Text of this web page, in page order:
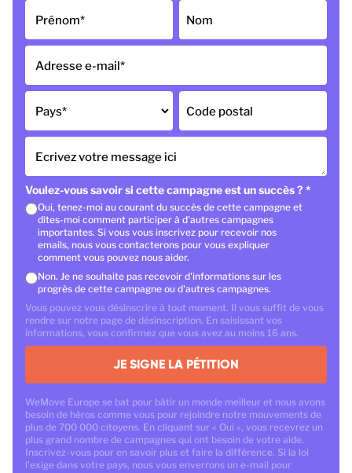
Prénom* Nom
Adresse e-mail*
Pays* Code postal
Ecrivez votre message ici
Voulez-vous savoir si cette campagne est un succès ? *
Oui, tenez-moi au courant du succès de cette campagne et
dites-moi comment participer à d'autres campagnes
importantes. Si vous vous inscrivez pour recevoir nos
emails, nous vous contacterons pour vous expliquer
comment vous pouvez nous aider.
Non. Je ne souhaite pas recevoir d'informations sur les
progrès de cette campagne ou d'autres campagnes.
Vous pouvez vous désinscrire à tout moment. Il vous suffit de vous
rendre sur notre page de désinscription. En saisissant vos
informations, vous confirmez que vous avez au moins 16 ans.
JE SIGNE LA PÉTITION
WeMove Europe se bat pour bâtir un monde meilleur et nous avons
besoin de héros comme vous pour rejoindre notre mouvements de
plus de 700 000 citoyens. En cliquant sur « Oui », vous recevrez un
plus grand nombre de campagnes qui ont besoin de votre aide.
Inscrivez-vous pour en savoir plus et faire la différence. Si la loi
l'exige dans votre pays, nous vous enverrons un e-mail pour